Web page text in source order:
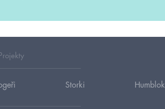
Projekty
Storki Humblok